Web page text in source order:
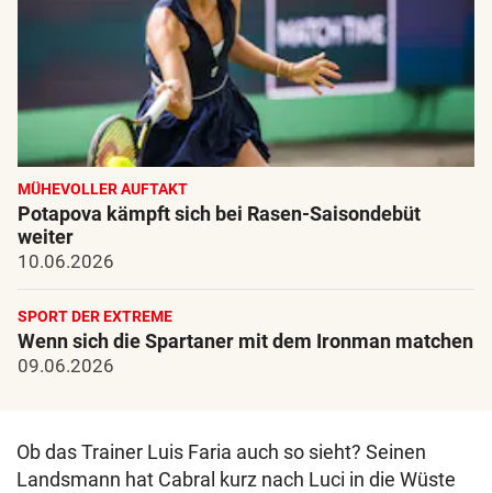
MÜHEVOLLER AUFTAKT
Potapova kämpft sich bei Rasen-Saisondebüt
weiter
10.06.2026
SPORT DER EXTREME
Wenn sich die Spartaner mit dem Ironman matchen
09.06.2026
Ob das Trainer Luis Faria auch so sieht? Seinen
Landsmann hat Cabral kurz nach Luci in die Wüste